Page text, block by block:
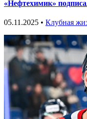
«Нефтехимик»
05.11.2025 • Клубная